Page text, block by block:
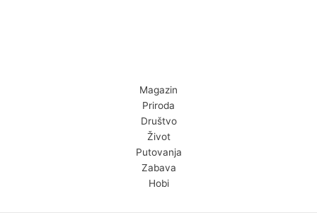
Magazin
Priroda
Društvo
Život
Putovanja
Zabava
Hobi